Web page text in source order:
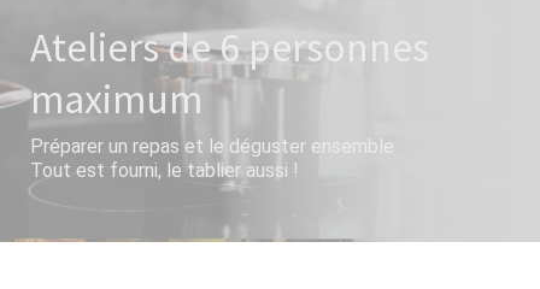
Ateliers de6 personnes
maximum
Préparer un repas et le déguster ensemble
Tout est fourni, le tablier aussi !